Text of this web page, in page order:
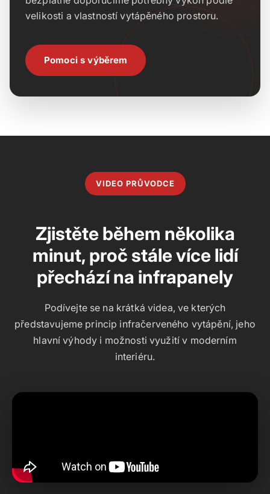
velikosti a vlastností vytápěného prostoru.
Pomoci s výběrem
VIDEO PRŮVODCE
Zjistěte během několika
minut, proč stále více lidí
přechází na infrapanely
Podívejte se na krátká videa, ve kterých
představujeme princip infračerveného vytápění, jeho
hlavní výhody i možnosti využití v moderním
interiéru.